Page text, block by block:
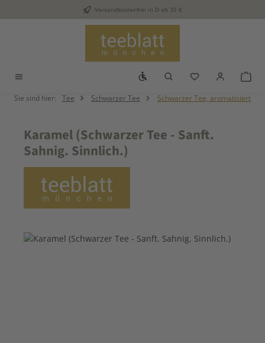
Zum Hauptinhalt springenVersandkostenfrei in D ab 35 €
Werkzeugleiste anzeigen
Du hast 0
Sie sind hier: Tee Schwarzer Tee Schwarzer Tee, aromatisiert
Karamel (Schwarzer Tee - Sanft.
Sahnig. Sinnlich.)
Bildergalerie überspringen